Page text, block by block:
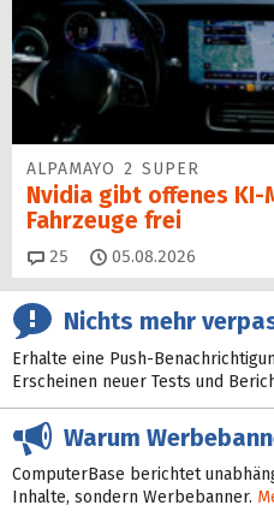
ALPAMAYO 2 SUPER
Nvidia gibt offenes
Fahrzeuge frei
25 Kommentare
05.08.2026
Nichts mehr
Erhalte eine Push-
Erscheinen neuer Tests und
Warum
ComputerBase berichtet
Inhalte, sondern Werbebanner.